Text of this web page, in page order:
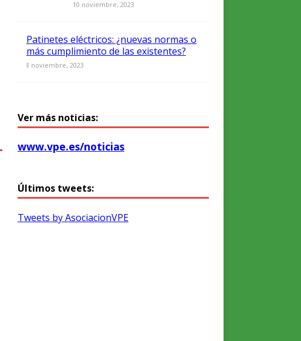
10 noviembre, 2023
Patinetes eléctricos: ¿nuevas normas o
más cumplimiento de las existentes?
8 noviembre, 2023
Ver más noticias:
www.vpe.es/noticias
Últimos tweets:
Tweets by AsociacionVPE